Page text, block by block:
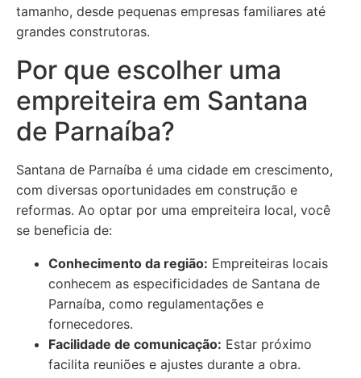
tamanho, desde pequenas empresas familiares até
grandes construtoras.
Por que escolher uma
empreiteira em Santana
de Parnaíba?
Santana de Parnaíba é uma cidade em crescimento,
com diversas oportunidades em construção e
reformas. Ao optar por uma empreiteira local, você
se beneficia de:
Conhecimento da região: Empreiteiras locais
conhecem as especificidades de Santana de
Parnaíba, como regulamentações e
fornecedores.
Facilidade de comunicação: Estar próximo
facilita reuniões e ajustes durante a obra.